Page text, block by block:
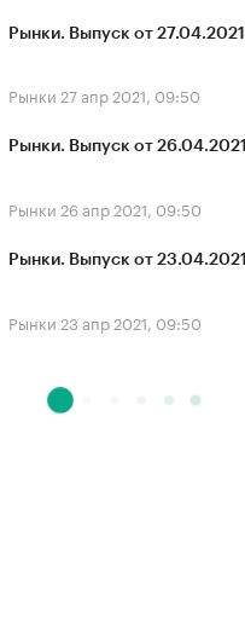
Рынки. Выпуск от 27.04.2021
Рынки 27 апр 2021, 09:50
Рынки. Выпуск от 26.04.2021
Рынки 26 апр 2021, 09:50
Рынки. Выпуск от 23.04.2021
Рынки 23 апр 2021, 09:50